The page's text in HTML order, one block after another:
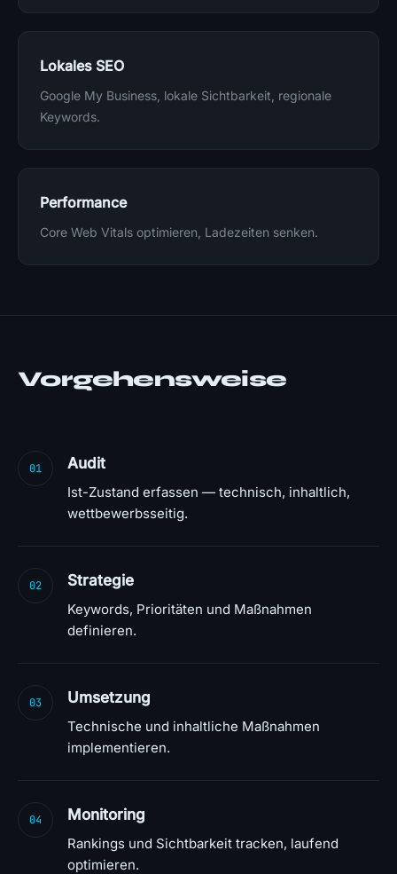
Lokales SEO
Google My Business, lokale Sichtbarkeit, regionale
Keywords.
Performance
Core Web Vitals optimieren, Ladezeiten senken.
Vorgehensweise
01 Audit
Ist-Zustand erfassen — technisch, inhaltlich,
wettbewerbsseitig.
02 Strategie
Keywords, Prioritäten und Maßnahmen
definieren.
03 Umsetzung
Technische und inhaltliche Maßnahmen
implementieren.
04 Monitoring
Rankings und Sichtbarkeit tracken, laufend
optimieren.